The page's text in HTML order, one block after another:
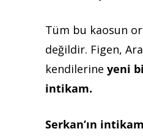
Tüm bu kaosun
değildir. Figen,
kendilerine yeni
intikam.
Serkan’ın